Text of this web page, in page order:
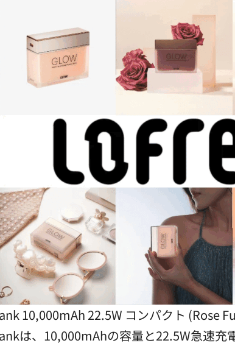
10,000mAh 22.5W コンパクト (Rose
は、10,000mAhの容量と22.5W急速充